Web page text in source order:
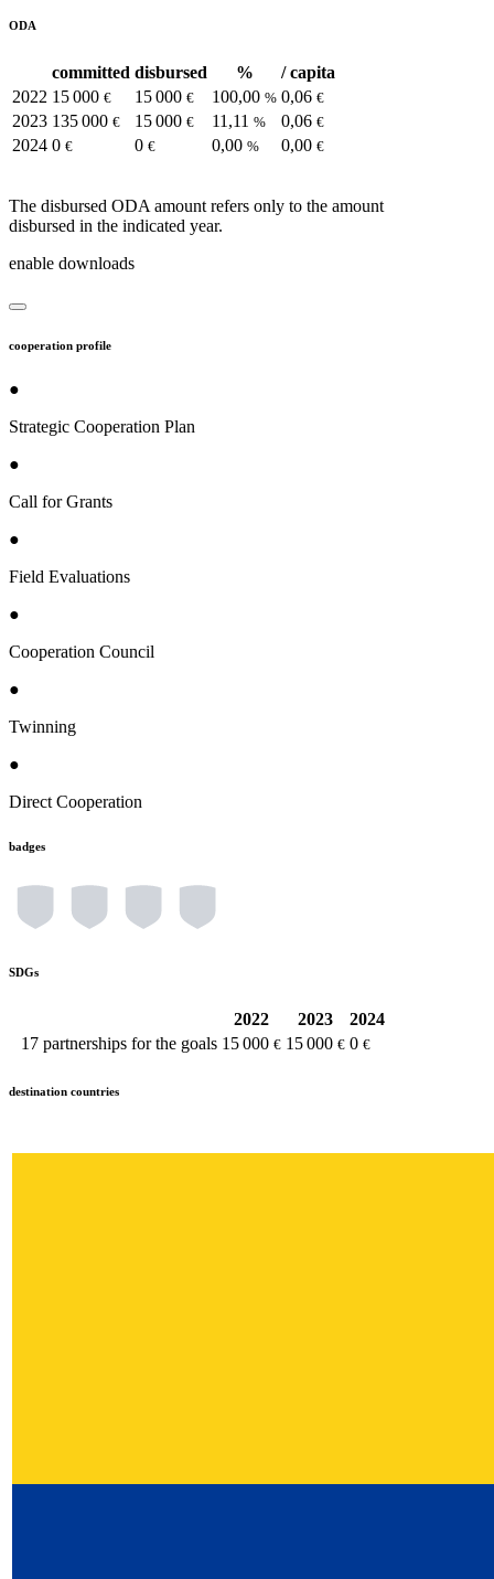
ODA
committed disbursed %
/ capita
2022 15 000 € 15 000 € 100,00 % 0,06 €
2023 135 000 € 15 000 € 11,11 % 0,06 €
2024 0 € 0 € 0,00 % 0,00 €
The disbursed ODA amount refers only to the amount
disbursed in the indicated year.
enable downloads
cooperation profile
●
Strategic Cooperation Plan
●
Call for Grants
●
Field Evaluations
●
Cooperation Council
●
Twinning
●
Direct Cooperation
badges
SDGs
2022 2023
2024
17 partnerships for the goals 15 000 € 15 000 € 0 €
destination countries